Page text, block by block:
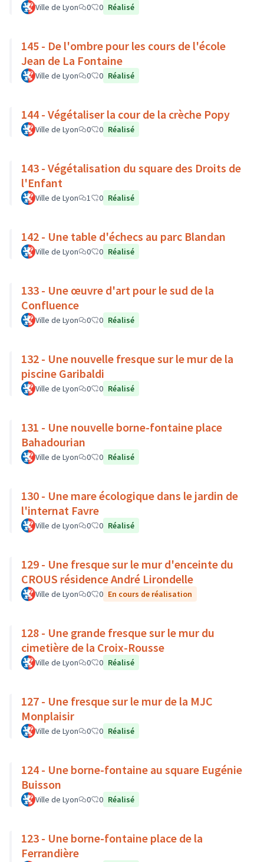
Ville de Lyon 0 0 Réalisé
145 - De l'ombre pour les cours de l'école
Jean de La Fontaine
Ville de Lyon 0 0 Réalisé
144 - Végétaliser la cour de la crèche Popy
Ville de Lyon 0 0 Réalisé
143 - Végétalisation du square des Droits de
l'Enfant
Ville de Lyon 1 0 Réalisé
142 - Une table d'échecs au parc Blandan
Ville de Lyon 0 0 Réalisé
133 - Une œuvre d'art pour le sud de la
Confluence
Ville de Lyon 0 0 Réalisé
132 - Une nouvelle fresque sur le mur de la
piscine Garibaldi
Ville de Lyon 0 0 Réalisé
131 - Une nouvelle borne-fontaine place
Bahadourian
Ville de Lyon 0 0 Réalisé
130 - Une mare écologique dans le jardin de
l'internat Favre
Ville de Lyon 0 0 Réalisé
129 - Une fresque sur le mur d'enceinte du
CROUS résidence André Lirondelle
Ville de Lyon 0 0 En cours de réalisation
128 - Une grande fresque sur le mur du
cimetière de la Croix-Rousse
Ville de Lyon 0 0 Réalisé
127 - Une fresque sur le mur de la MJC
Monplaisir
Ville de Lyon 0 0 Réalisé
124 - Une borne-fontaine au square Eugénie
Buisson
Ville de Lyon 0 0 Réalisé
123 - Une borne-fontaine place de la
Ferrandière